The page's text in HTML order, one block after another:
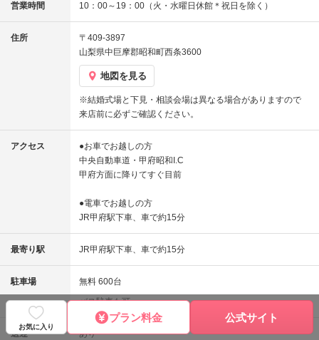
営業時間 10：00～19：00（火・水曜日休館＊祝日を除く）
住所
〒409-3897
山梨県中巨摩郡昭和町西条3600
地図を見る
※結婚式場と下見・相談会場は異なる場合がありますので
来店前に必ずご確認ください。
アクセス
●お車でお越しの方
中央自動車道・甲府昭和I.C
甲府方面に降りてすぐ目前
●電車でお越しの方
JR甲府駅下車、車で約15分
最寄り駅 JR甲府駅下車、車で約15分
駐車場
無料 600台
バス駐車も可
送迎 あり
お気に入り
プラン料金 公式サイト